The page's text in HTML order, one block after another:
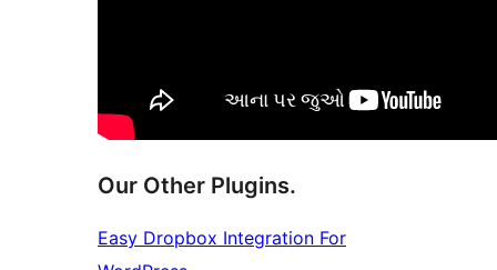
Our Other Plugins.
Easy Dropbox Integration For